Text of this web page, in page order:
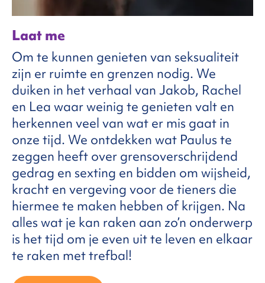
Laat me
Om te kunnen genieten van seksualiteit
zijn er ruimte en grenzen nodig. We
duiken in het verhaal van Jakob, Rachel
en Lea waar weinig te genieten valt en
herkennen veel van wat er mis gaat in
onze tijd. We ontdekken wat Paulus te
zeggen heeft over grensoverschrijdend
gedrag en sexting en bidden om wijsheid,
kracht en vergeving voor de tieners die
hiermee te maken hebben of krijgen. Na
alles wat je kan raken aan zo’n onderwerp
is het tijd om je even uit te leven en elkaar
te raken met trefbal!